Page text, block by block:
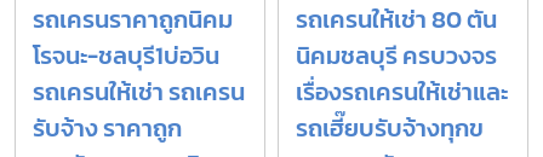
รถเครนราคาถูกนิคม
โรจนะ-ชลบุรี1บ่อวิน
รถเครนให้เช่า รถเครน
รับจ้าง ราคาถูก
รถเครนให้เช่า 80 ตัน
นิคมชลบุรี ครบวงจร
เรื่องรถเครนให้เช่าและ
รถเฮี๊ยบรับจ้างทุกข